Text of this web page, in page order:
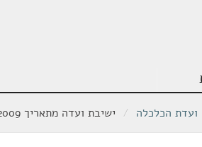
ועדת הכלכלה / ישיבת ועדה מתאריך 30/12/2009